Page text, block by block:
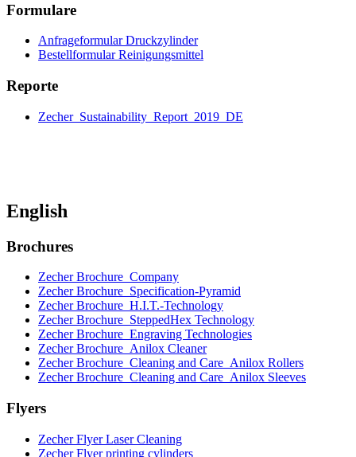
Formulare
Anfrageformular Druckzylinder
Bestellformular Reinigungsmittel
Reporte
Zecher_Sustainability_Report_2019_DE
English
Brochures
Zecher Brochure_Company
Zecher Brochure_Specification-Pyramid
Zecher Brochure_H.I.T.-Technology
Zecher Brochure_SteppedHex Technology
Zecher Brochure_Engraving Technologies
Zecher Brochure_Anilox Cleaner
Zecher Brochure_Cleaning and Care_Anilox Rollers
Zecher Brochure_Cleaning and Care_Anilox Sleeves
Flyers
Zecher Flyer Laser Cleaning
Zecher Flyer printing cylinders